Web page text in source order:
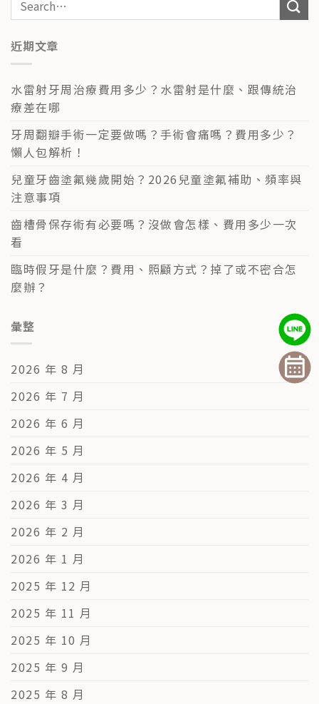
近期文章
水雷射牙周治療費用多少？水雷射是什麼、跟傳統治
療差在哪
牙周翻瓣手術一定要做嗎？手術會痛嗎？費用多少？
懶人包解析！
兒童牙齒塗氟幾歲開始？2026兒童塗氟補助、頻率與
注意事項
齒槽骨保存術有必要嗎？沒做會怎樣、費用多少一次
看
臨時假牙是什麼？費用、照顧方式？掉了或不密合怎
麼辦？
彙整
2026 年 8 月
2026 年 7 月
2026 年 6 月
2026 年 5 月
2026 年 4 月
2026 年 3 月
2026 年 2 月
2026 年 1 月
2025 年 12 月
2025 年 11 月
2025 年 10 月
2025 年 9 月
2025 年 8 月